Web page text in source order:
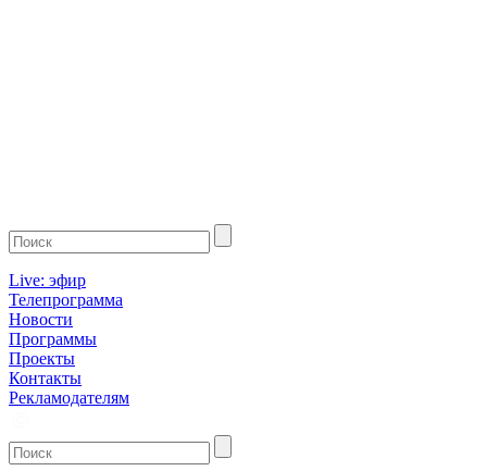
Live: эфир
Телепрограмма
Новости
Программы
Проекты
Контакты
Рекламодателям